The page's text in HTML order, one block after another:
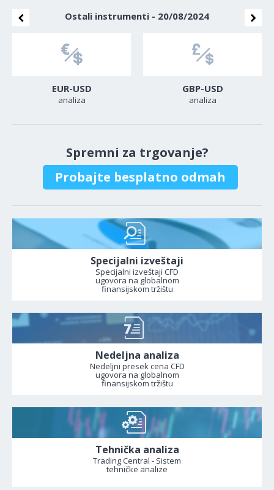
Ostali instrumenti - 20/08/2024
EUR-USD
analiza
GBP-USD
analiza
Spremni za trgovanje?
Probajte besplatno odmah
Specijalni izveštaji
Specijalni izveštaji CFD
ugovora na globalnom
finansijskom tržištu
Nedeljna analiza
Nedeljni presek cena CFD
ugovora na globalnom
finansijskom tržištu
Tehnička analiza
Trading Central - Sistem
tehničke analize